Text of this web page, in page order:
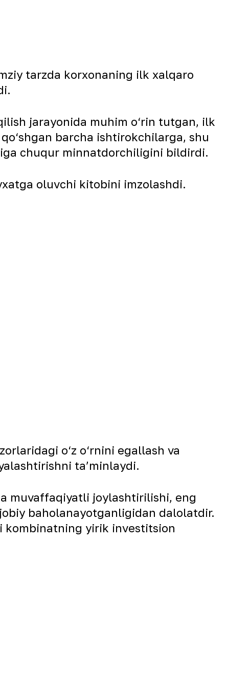
tarzda korxonaning ilk xalqaro
jarayonida muhim o‘rin tutgan, ilk
barcha ishtirokchilarga, shu
chuqur minnatdorchiligini bildirdi.
oluvchi kitobini imzolashdi.
o‘z o‘rnini egallash va
taʼminlaydi.
muvaffaqiyatli joylashtirilishi, eng
baholanayotganligidan dalolatdir.
kombinatning yirik investitsion